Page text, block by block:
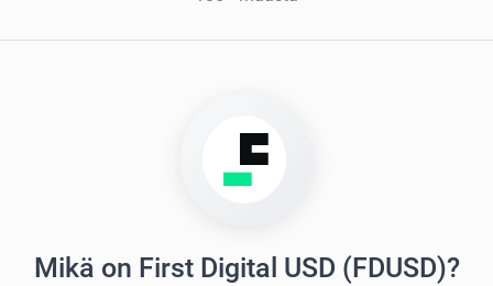
Mikä on First Digital USD (FDUSD)?